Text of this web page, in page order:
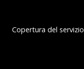
Copertura del servizio